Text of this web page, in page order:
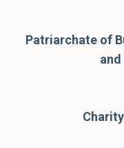
Patriarchate of